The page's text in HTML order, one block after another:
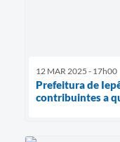
12 MAR 2025 - 17h00
Prefeitura de
contribuintes a